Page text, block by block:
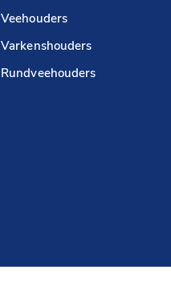
Veehouders
Varkenshouders
Rundveehouders